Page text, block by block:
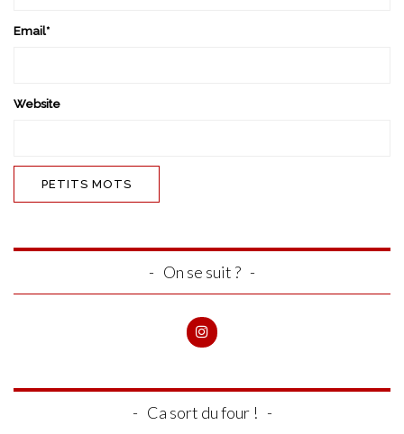
Email*
Website
On se suit ?
Ca sort du four !